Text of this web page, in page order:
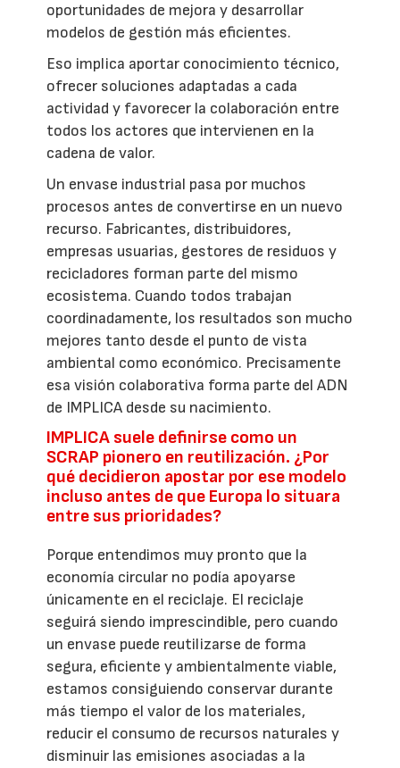
oportunidades de mejora y desarrollar
modelos de gestión más eficientes.
Eso implica aportar conocimiento técnico,
ofrecer soluciones adaptadas a cada
actividad y favorecer la colaboración entre
todos los actores que intervienen en la
cadena de valor.
Un envase industrial pasa por muchos
procesos antes de convertirse en un nuevo
recurso. Fabricantes, distribuidores,
empresas usuarias, gestores de residuos y
recicladores forman parte del mismo
ecosistema. Cuando todos trabajan
coordinadamente, los resultados son mucho
mejores tanto desde el punto de vista
ambiental como económico. Precisamente
esa visión colaborativa forma parte del ADN
de IMPLICA desde su nacimiento.
IMPLICA suele definirse como un
SCRAP pionero en reutilización. ¿Por
qué decidieron apostar por ese modelo
incluso antes de que Europa lo situara
entre sus prioridades?
Porque entendimos muy pronto que la
economía circular no podía apoyarse
únicamente en el reciclaje. El reciclaje
seguirá siendo imprescindible, pero cuando
un envase puede reutilizarse de forma
segura, eficiente y ambientalmente viable,
estamos consiguiendo conservar durante
más tiempo el valor de los materiales,
reducir el consumo de recursos naturales y
disminuir las emisiones asociadas a la